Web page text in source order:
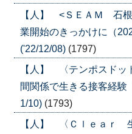
【人】 <ＳＥＡＭ 石根
業開始のきっかけに（
('22/12/08) (1797)
【人】 〈テンポスド
間関係で生きる接客経験
1/10) (1793)
【人】 〈Ｃｌｅａｒ